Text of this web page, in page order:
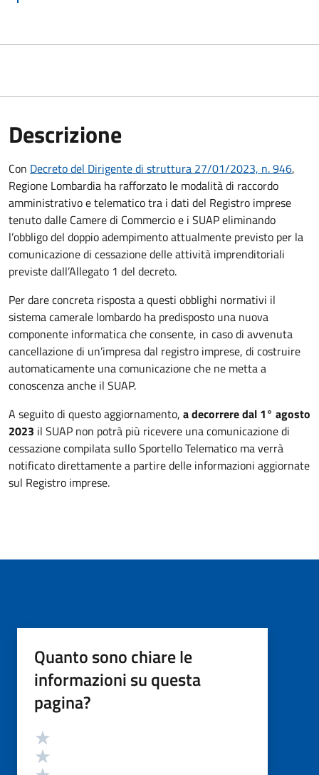
Descrizione
Con Decreto del Dirigente di struttura 27/01/2023, n. 946,
Regione Lombardia ha rafforzato le modalità di raccordo
amministrativo e telematico tra i dati del Registro imprese
tenuto dalle Camere di Commercio e i SUAP eliminando
l’obbligo del doppio adempimento attualmente previsto per la
comunicazione di cessazione delle attività imprenditoriali
previste dall’Allegato 1 del decreto.
Per dare concreta risposta a questi obblighi normativi il
sistema camerale lombardo ha predisposto una nuova
componente informatica che consente, in caso di avvenuta
cancellazione di un’impresa dal registro imprese, di costruire
automaticamente una comunicazione che ne metta a
conoscenza anche il SUAP.
A seguito di questo aggiornamento, a decorrere dal 1° agosto
2023 il SUAP non potrà più ricevere una comunicazione di
cessazione compilata sullo Sportello Telematico ma verrà
notificato direttamente a partire delle informazioni aggiornate
sul Registro imprese.
Quanto sono chiare le
informazioni su questa
pagina?
Valutazione